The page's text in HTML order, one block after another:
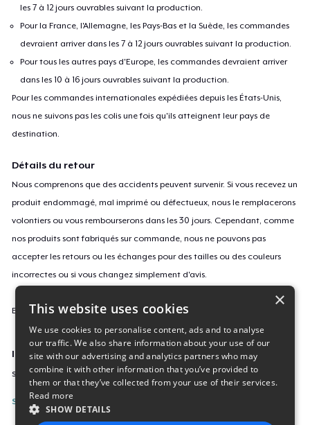
les 7 à 12 jours ouvrables suivant la production.
Pour la France, l'Allemagne, les Pays-Bas et la Suède, les commandes
devraient arriver dans les 7 à 12 jours ouvrables suivant la production.
Pour tous les autres pays d'Europe, les commandes devraient arriver
dans les 10 à 16 jours ouvrables suivant la production.
Pour les commandes internationales expédiées depuis les États-Unis,
nous ne suivons pas les colis une fois qu'ils atteignent leur pays de
destination.
Détails du retour
Nous comprenons que des accidents peuvent survenir. Si vous recevez un
produit endommagé, mal imprimé ou défectueux, nous le remplacerons
volontiers ou vous rembourserons dans les 30 jours. Cependant, comme
nos produits sont fabriqués sur commande, nous ne pouvons pas
accepter les retours ou les échanges pour des tailles ou des couleurs
incorrectes ou si vous changez simplement d'avis.
En savoir plus sur notre politique de retoursici
ID campagne
sticker-119
Signaler cette page
×
This website uses cookies
We use cookies to personalise content, ads and to analyse
our traffic. We also share information about your use of our
site with our advertising and analytics partners who may
combine it with other information that you’ve provided to
them or that they’ve collected from your use of their services.
Read more
SHOW DETAILS